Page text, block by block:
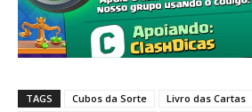
TAGS Cubos da Sorte Livro das Cartas